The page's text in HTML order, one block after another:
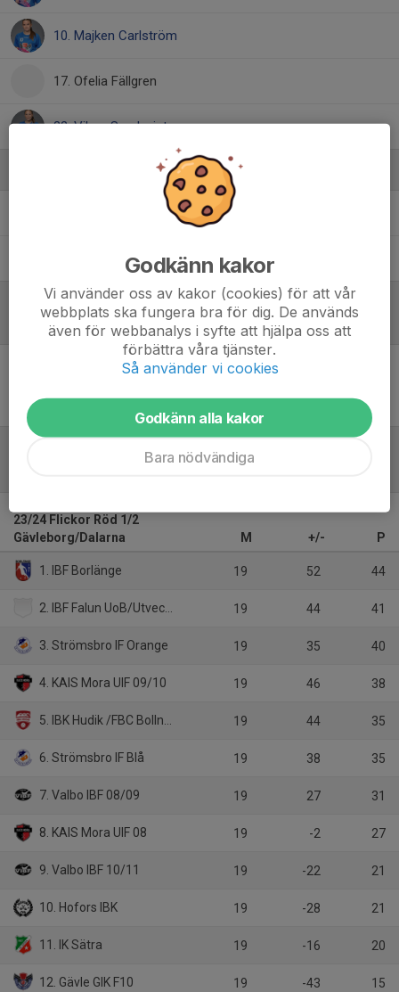
10. Majken Carlström
17. Ofelia Fällgren
22. Vilma Sundqvist
Tränare, lagledare och lagkassör
Sofie SundqvistLedare
Referat
23/24 Flickor Röd 1/2
Gävleborg/Dalarna
M +/- P
1. IBF Borlänge 19 52 44
2. IBF Falun UoB/Utveckling 19 44 41
3. Strömsbro IF Orange 19 35 40
4. KAIS Mora UIF 09/10 19 46 38
5. IBK Hudik /FBC Bollnäs 19 44 35
6. Strömsbro IF Blå 19 38 35
7. Valbo IBF 08/09 19 27 31
8. KAIS Mora UIF 08 19 -2 27
9. Valbo IBF 10/11 19 -22 21
10. Hofors IBK 19 -28 21
11. IK Sätra 19 -16 20
12. Gävle GIK F10 19 -43 15
Godkänn kakor
Vi använder oss av kakor (cookies) för att vår
webbplats ska fungera bra för dig. De används
även för webbanalys i syfte att hjälpa oss att
förbättra våra tjänster.
Så använder vi cookies
Godkänn alla kakor
Bara nödvändiga